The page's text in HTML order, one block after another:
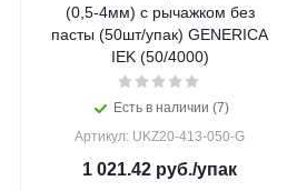
(0,5-4мм) с рычажком без
пасты (50шт/упак) GENERICA
IEK (50/4000)
Есть в наличии (7)
Артикул: UKZ20-413-050-G
1 021.42 руб./упак